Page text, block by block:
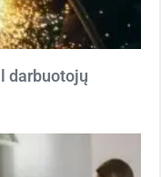
darbuotojų